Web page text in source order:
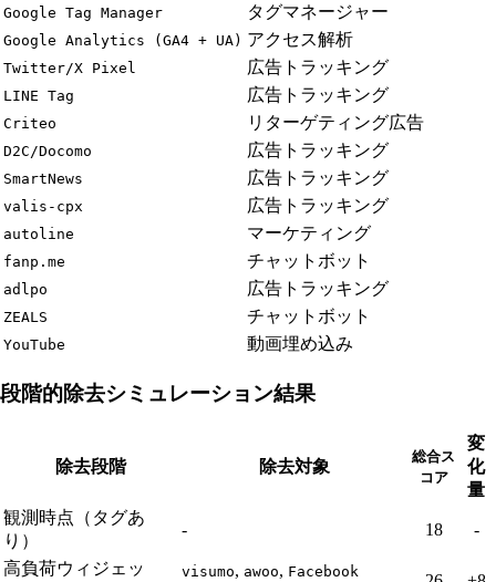
Google Tag Manager タグマネージャー
Google Analytics (GA4 + UA) アクセス解析
Twitter/X Pixel 広告トラッキング
LINE Tag 広告トラッキング
Criteo リターゲティング広告
D2C/Docomo 広告トラッキング
SmartNews 広告トラッキング
valis-cpx 広告トラッキング
autoline マーケティング
fanp.me チャットボット
adlpo 広告トラッキング
ZEALS チャットボット
YouTube 動画埋め込み
段階的除去シミュレーション結果
除去段階 除去対象
総合ス
コア
変
化
量
観測時点（タグあ
り）
- 18 -
高負荷ウィジェッ
visumo, awoo, Facebook